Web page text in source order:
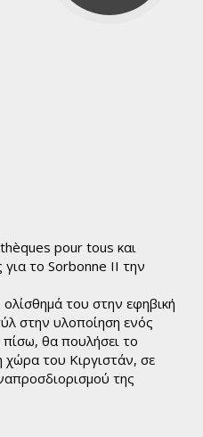
pour tous και
για το Sorbonne II την
του στην εφηβική
στην υλοποίηση ενός
θα πουλήσει το
χώρα του Κιργιστάν, σε
της